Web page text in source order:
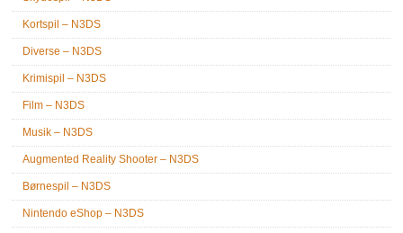
Kortspil – N3DS
Diverse – N3DS
Krimispil – N3DS
Film – N3DS
Musik – N3DS
Augmented Reality Shooter – N3DS
Børnespil – N3DS
Nintendo eShop – N3DS